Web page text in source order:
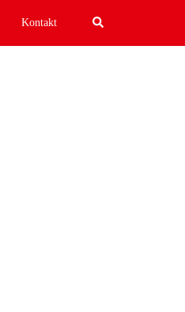
Kontakt Search